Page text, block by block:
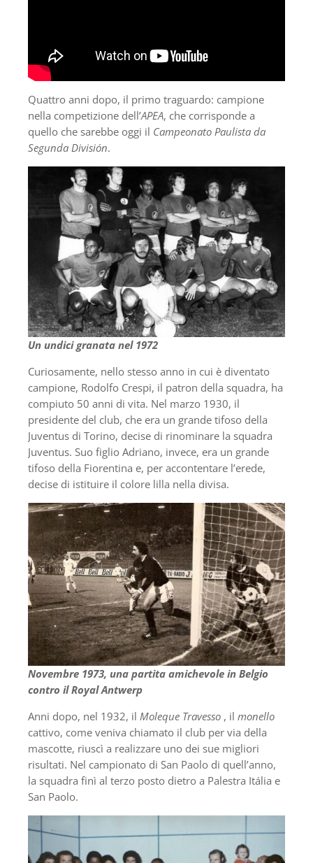
Quattro anni dopo, il primo traguardo: campione
nella competizione dell’APEA, che corrisponde a
quello che sarebbe oggi il Campeonato Paulista da
Segunda División.
Un undici granata nel 1972
Curiosamente, nello stesso anno in cui è diventato
campione, Rodolfo Crespi, il patron della squadra, ha
compiuto 50 anni di vita. Nel marzo 1930, il
presidente del club, che era un grande tifoso della
Juventus di Torino, decise di rinominare la squadra
Juventus. Suo figlio Adriano, invece, era un grande
tifoso della Fiorentina e, per accontentare l’erede,
decise di istituire il colore lilla nella divisa.
Novembre 1973, una partita amichevole in Belgio
contro il Royal Antwerp
Anni dopo, nel 1932, il Moleque Travesso , il monello
cattivo, come veniva chiamato il club per via della
mascotte, riuscì a realizzare uno dei sue migliori
risultati. Nel campionato di San Paolo di quell’anno,
la squadra finì al terzo posto dietro a Palestra Itália e
San Paolo.